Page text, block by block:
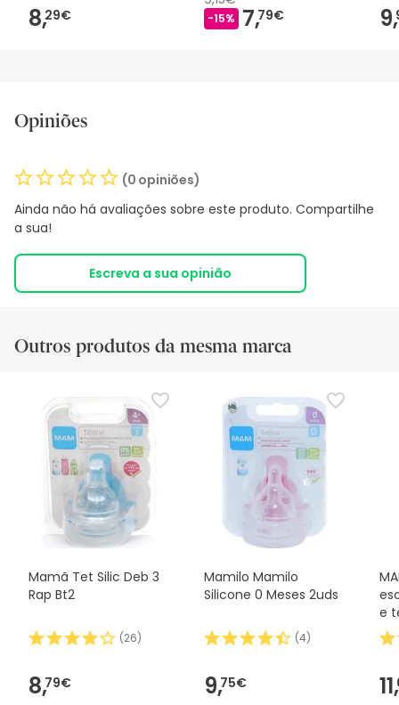
8,29€ -15% 7,79€ 9,
Opiniões
(0 opiniões)
Ainda não há avaliações sobre este produto. Compartilhe
a sua!
Escreva a sua opinião
Outros produtos da mesma marca
Mamã Tet Silic Deb 3
Rap Bt2
(26)
8,79€
Mamilo Mamilo
Silicone 0 Meses 2uds
(4)
9,75€
e
11,